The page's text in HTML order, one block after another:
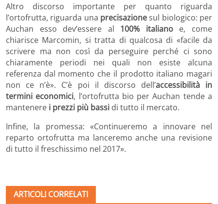
Altro discorso importante per quanto riguarda
l’ortofrutta, riguarda una precisazionesul biologico: per
Auchan esso dev’essere al 100% italianoe, come
chiarisce Marcomin, si tratta di qualcosa di «facile da
scrivere ma non così da perseguire perché ci sono
chiaramente periodi nei quali non esiste alcuna
referenza dal momento che il prodotto italiano magari
non ce n’è». C’è poi il discorso dell’accessibilità in
termini economici, l’ortofrutta bio per Auchan tende a
mantenere i prezzi più bassi di tutto il mercato.
Infine, la promessa: «Continueremo a innovare nel
reparto ortofrutta ma lanceremo anche una revisione
di tutto il freschissimo nel 2017».
ARTICOLI CORRELATI